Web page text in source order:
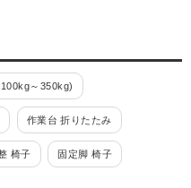
～350kg)
作業台 折りたたみ
椅子 固定脚 椅子